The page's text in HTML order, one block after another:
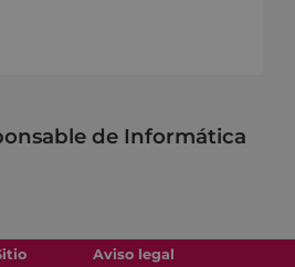
de Informática
Aviso legal